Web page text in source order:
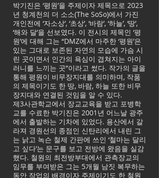
박기진은 ‘평원’을 주제이자 제목으로 2023
년 청계천의 더 소소(The SoSo)에서 가진
개인전에 ‘자소상’, ‘초상’, ‘바람’, ‘하늘’, ‘땅’,
‘해와 달’을 선보였다. 이 전시의 제목인 ‘평
원’에 대해 그는 “DMZ에서 마주한 ‘평원’은
있는 그대로 보존된 자연의 모습에 가슴 시
린 곳이면서 인간의 욕심이 겹쳐지는 아이
러니를 느끼는 곳”이라고 썼다. 작가의 글을
통해 평원이 비무장지대를 의미하며, 작품
의 제목이기도 한 땅, 바람, 하늘 또한 비무
장지대와 연결된 것임을 알 수 있다.
제3사관학교에서 장교교육을 받고 포병학
교를 수료한 박기진은 2001년 어느날 광주
에서 출발하는 기차에 있었다. 용산에서 갈
라져 경원선의 종점인 신탄리에서 내린 그
는 낡고 녹슨 철제 간판에 쓰인 ‘철마는 달리
고 싶다’는 문구를 보고 전방에 왔음을 실감
했다. 철원의 최전방부대에서 관측장교의
임무를 부여받은 그는 5개월 남짓 복무하는
동안 작업의 배경이자 주제이기도 한 철원